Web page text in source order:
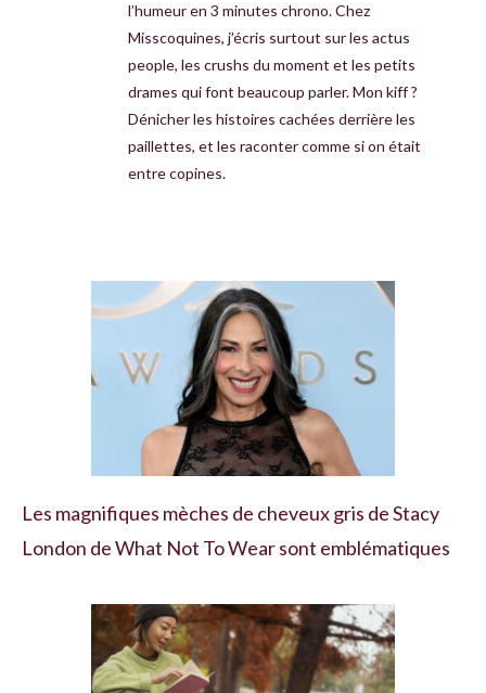
l’humeur en 3 minutes chrono. Chez
Misscoquines, j’écris surtout sur les actus
people, les crushs du moment et les petits
drames qui font beaucoup parler. Mon kiff ?
Dénicher les histoires cachées derrière les
paillettes, et les raconter comme si on était
entre copines.
Les magnifiques mèches de cheveux gris de Stacy
London de What Not To Wear sont emblématiques